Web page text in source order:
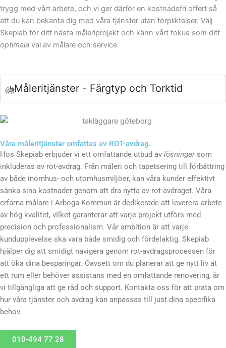
trygg med vårt arbete, och vi ger därför en kostnadsfri offert så
att du kan bekanta dig med våra tjänster utan förpliktelser. Välj
Skepiab för ditt nästa måleriprojekt och känn vårt fokus som ditt
optimala val av målare och service.
Måleritjänster - Färgtyp och Torktid
Våra måleritjänster omfattas av ROT-avdrag.
Hos Skepiab erbjuder vi ett omfattande utbud av lösningarsom
inkluderas av rot-avdrag. Från måleri och tapetsering till förbättring
av både inomhus- och utomhusmiljöer, kan våra kunder effektivt
sänka sina kostnader genom att dra nytta av rot-avdraget. Våra
erfarna målare i Arboga Kommun är dedikerade att leverera arbete
av hög kvalitet, vilket garanterar att varje projekt utförs med
precision och professionalism. Vår ambition är att varje
kundupplevelse ska vara både smidig och fördelaktig. Skepiab
hjälper dig att smidigt navigera genom rot-avdragsprocessen för
att öka dina besparingar. Oavsett om du planerar att ge nytt liv åt
ett rum eller behöver assistans med en omfattande renovering, är
vi tillgängliga att ge råd och support. Kontakta oss för att prata om
hur våra tjänster och avdrag kan anpassas till just dina specifika
behov.
010-494 77 28